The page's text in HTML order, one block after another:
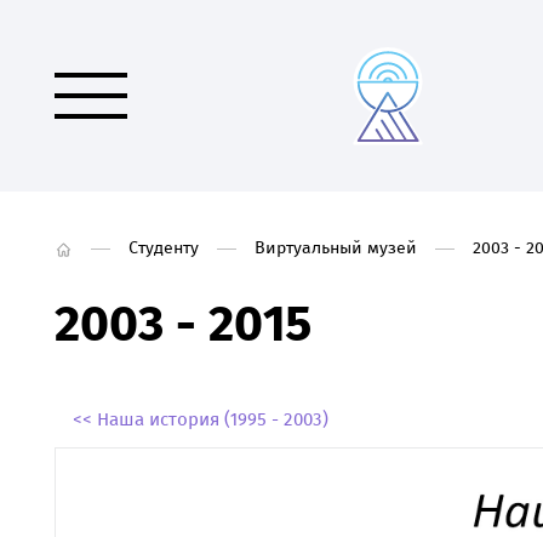
Студенту Виртуальный музей 2003 -
2003 - 2015
<< Наша история (1995 - 2003)